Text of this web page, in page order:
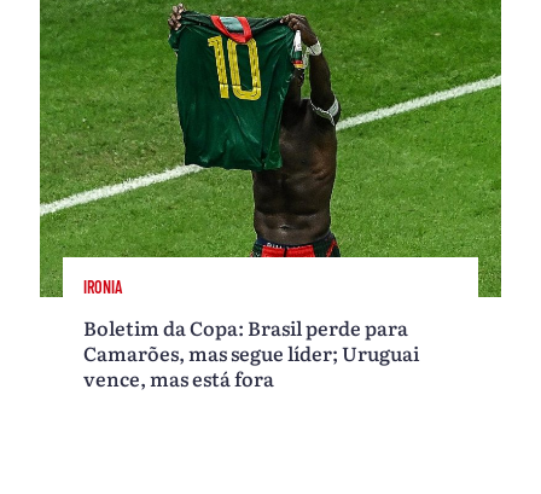
IRONIA
Boletim da Copa: Brasil perde para
Camarões, mas segue líder; Uruguai
vence, mas está fora